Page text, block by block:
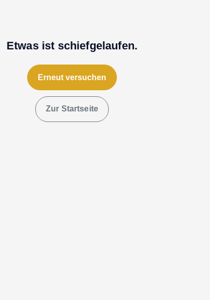
Etwas ist schiefgelaufen.
Erneut versuchen
Zur Startseite